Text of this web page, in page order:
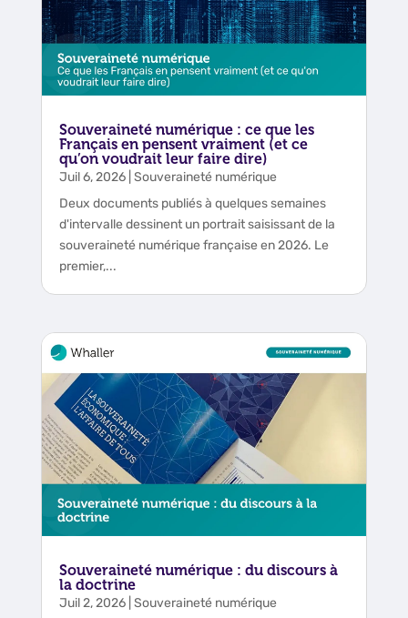
Souveraineté numérique : ce que les
Français en pensent vraiment (et ce
qu’on voudrait leur faire dire)
Juil 6, 2026| Souveraineté numérique
Deux documents publiés à quelques semaines
d'intervalle dessinent un portrait saisissant de la
souveraineté numérique française en 2026. Le
premier,...
Souveraineté numérique : du discours à
la doctrine
Juil 2, 2026| Souveraineté numérique